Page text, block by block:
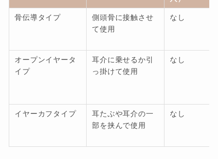
骨伝導タイプ
側頭骨に接触させ
て使用
なし
オープンイヤータ
イプ
耳介に乗せるか引
っ掛けて使用
なし
イヤーカフタイプ
耳たぶや耳介の一
部を挟んで使用
なし